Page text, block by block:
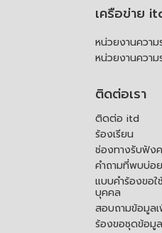
เครือข่าย
หน่วยงานความ
หน่วยงานความ
ติดต่อเรา
ติดต่อ itd
ร้องเรียน
ช่องทางรับฟัง
คำถามที่พบบ่อย
แบบคำร้องขอ
บุคคล
สอบถามข้อมูล
ร้องขอชุดข้อมู